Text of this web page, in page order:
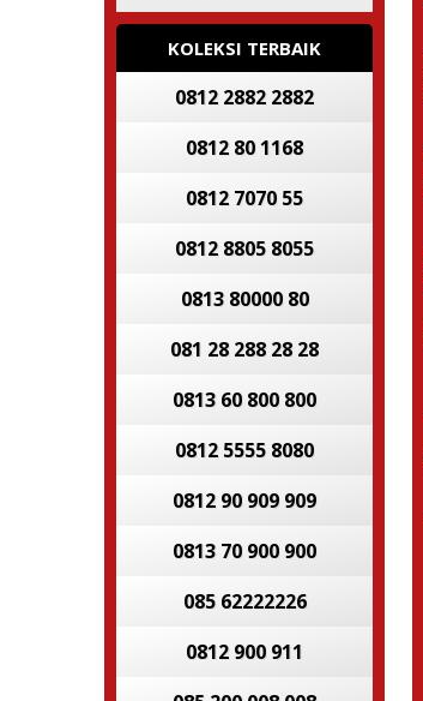
KOLEKSI TERBAIK
0812 2882 2882
0812 80 1168
0812 7070 55
0812 8805 8055
0813 80000 80
081 28 288 28 28
0813 60 800 800
0812 5555 8080
0812 90 909 909
0813 70 900 900
085 62222226
0812 900 911